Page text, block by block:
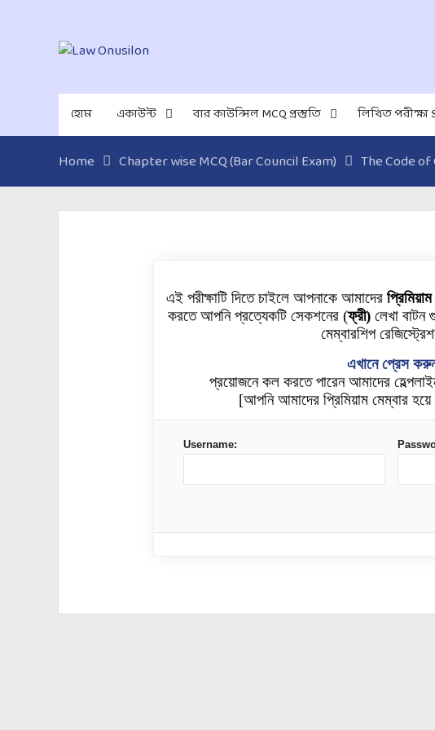
হোম একাউন্ট বার কাউন্সিল MCQ প্রস্তুতি লিখিত পরীক্ষা
Home Chapter wise MCQ (Bar Council Exam) The Code
এই পরীক্ষাটি দিতে চাইলে আপনাকে আমাদের
করতে আপনি প্রত্যেকটি সেকশনের (ফ্রী) লেখা বাটন
মেম্বারশিপ
এখানে প্রেস
প্রয়োজনে কল করতে পারেন আমাদের
[আপনি আমাদের প্রিমিয়াম মেম্বার
Username: